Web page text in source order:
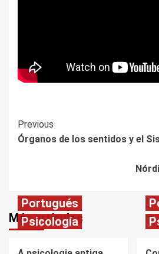
Post
Navigation
Previous
Órganos de los sentidos y el
Más artículos
Portugués
Psicología